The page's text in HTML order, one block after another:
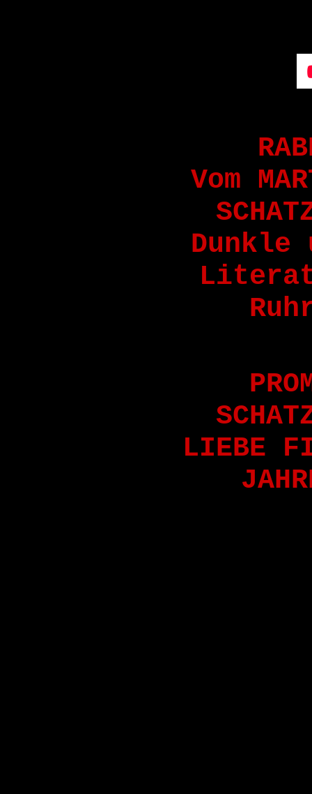
Vom
Dunkle
LIEBE